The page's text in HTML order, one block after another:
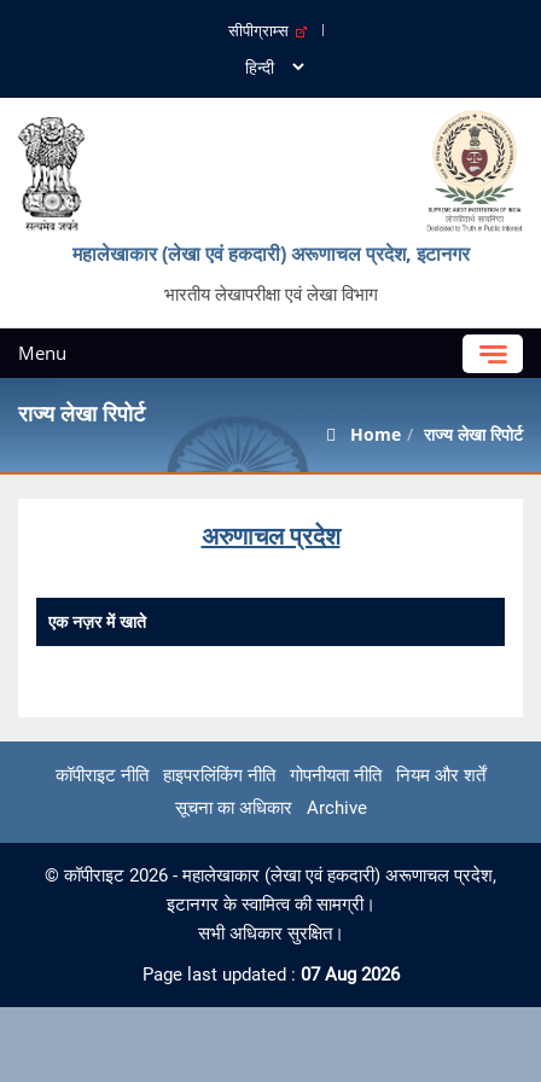
सीपीग्राम्स
महालेखाकार (लेखा एवं हकदारी) अरूणाचल प्रदेश, इटानगर
भारतीय लेखापरीक्षा एवं लेखा विभाग
Menu
राज्य लेखा रिपोर्ट
Home राज्य लेखा रिपोर्ट
अरुणाचल प्रदेश
एक नज़र में खाते
कॉपीराइट नीति हाइपरलिंकिंग नीति गोपनीयता नीति
नियम और शर्तें
सूचना का अधिकार
Archive
© कॉपीराइट 2026 - महालेखाकार (लेखा एवं हकदारी) अरूणाचल प्रदेश,
इटानगर के स्वामित्व की सामग्री।
सभी अधिकार सुरक्षित।
Page last updated : 07 Aug 2026